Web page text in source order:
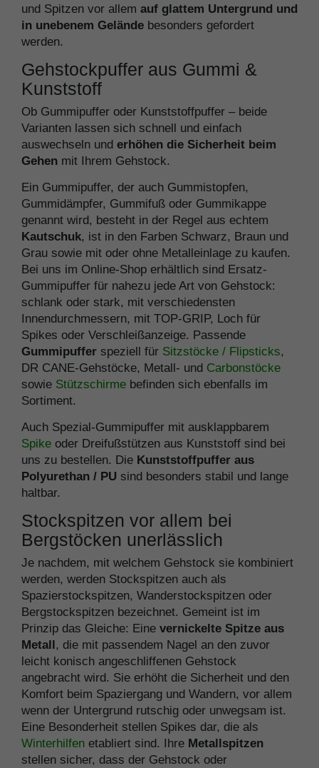
und Spitzen vor allem auf glattem Untergrund und
in unebenem Gelände besonders gefordert
werden.
Gehstockpuffer aus Gummi &
Kunststoff
Ob Gummipuffer oder Kunststoffpuffer – beide
Varianten lassen sich schnell und einfach
auswechseln und erhöhen die Sicherheit beim
Gehen mit Ihrem Gehstock.
Ein Gummipuffer, der auch Gummistopfen,
Gummidämpfer, Gummifuß oder Gummikappe
genannt wird, besteht in der Regel aus echtem
Kautschuk, ist in den Farben Schwarz, Braun und
Grau sowie mit oder ohne Metalleinlage zu kaufen.
Bei uns im Online-Shop erhältlich sind Ersatz-
Gummipuffer für nahezu jede Art von Gehstock:
schlank oder stark, mit verschiedensten
Innendurchmessern, mit TOP-GRIP, Loch für
Spikes oder Verschleißanzeige. Passende
Gummipuffer speziell für Sitzstöcke / Flipsticks,
DR CANE-Gehstöcke, Metall- und Carbonstöcke
sowie Stützschirme befinden sich ebenfalls im
Sortiment.
Auch Spezial-Gummipuffer mit ausklappbarem
Spike oder Dreifußstützen aus Kunststoff sind bei
uns zu bestellen. Die Kunststoffpuffer aus
Polyurethan / PU sind besonders stabil und lange
haltbar.
Stockspitzen vor allem bei
Bergstöcken unerlässlich
Je nachdem, mit welchem Gehstock sie kombiniert
werden, werden Stockspitzen auch als
Spazierstockspitzen, Wanderstockspitzen oder
Bergstockspitzen bezeichnet. Gemeint ist im
Prinzip das Gleiche: Eine vernickelte Spitze aus
Metall, die mit passendem Nagel an den zuvor
leicht konisch angeschliffenen Gehstock
angebracht wird. Sie erhöht die Sicherheit und den
Komfort beim Spaziergang und Wandern, vor allem
wenn der Untergrund rutschig oder unwegsam ist.
Eine Besonderheit stellen Spikes dar, die als
Winterhilfen etabliert sind. Ihre Metallspitzen
stellen sicher, dass der Gehstock oder